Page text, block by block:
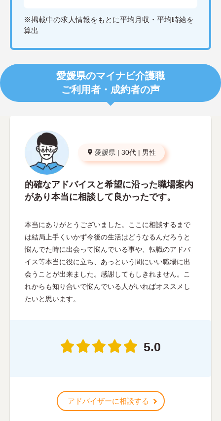
※掲載中の求人情報をもとに平均月収・平均時給を
算出
愛媛県のマイナビ介護職
ご利用者・成約者の声
愛媛県 | 30代 | 男性
的確なアドバイスと希望に沿った職場案内
があり本当に相談して良かったです。
本当にありがとうございました。ここに相談するまで
は結局上手くいかず今後の生活はどうなるんだろうと
悩んでた時に出会って悩んでいる事や、転職のアドバ
イス等本当に役に立ち、あっという間にいい職場に出
会うことが出来ました。感謝してもしきれません。こ
れからも知り合いで悩んでいる人がいればオススメし
たいと思います。
5.0
アドバイザーに相談する